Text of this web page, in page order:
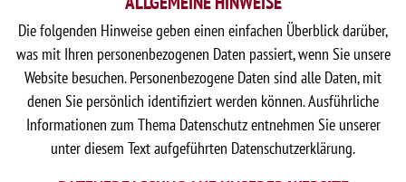
Die folgenden Hinweise geben einen einfachen Überblick darüber,
was mit Ihren personenbezogenen Daten passiert, wenn Sie unsere
Website besuchen. Personenbezogene Daten sind alle Daten, mit
denen Sie persönlich identifiziert werden können. Ausführliche
Informationen zum Thema Datenschutz entnehmen Sie unserer
unter diesem Text aufgeführten Datenschutzerklärung.